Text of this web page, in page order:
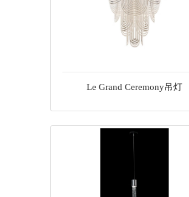
Le Grand Ceremony吊灯